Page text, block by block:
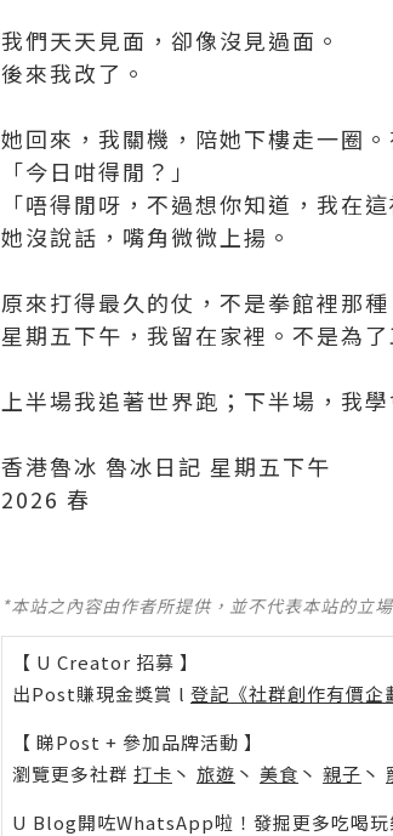
我們天天見面，卻像沒見過面。
後來我改了。
她回來，我關機，陪她下樓走一圈
「今日咁得閒？」
「唔得閒呀，不過想你知道，我在這
她沒說話，嘴角微微上揚。
原來打得最久的仗，不是拳館裡那
星期五下午，我留在家裡。不是為
上半場我追著世界跑；下半場，我
香港魯冰 魯冰日記 星期五下午
2026 春
*本站之內容由作者所提供，並不代表本站的立
【 U Creator 招募 】
出Post賺現金獎賞 l 登記《社群創作有價企
【 睇Post + 參加品牌活動 】
瀏覽更多社群 打卡 丶 旅遊 丶 美食 丶 親子 丶
U Blog開咗WhatsApp啦！發掘更多吃喝玩